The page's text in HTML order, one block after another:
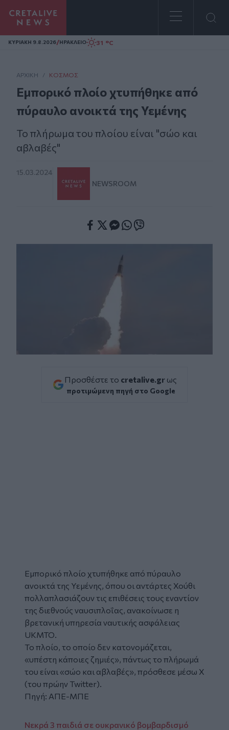
Homepage
ΚΥΡΙΑΚΗ 9.8.2026/ΗΡΑΚΛΕΙΟ 31 °C
ΑΡΧΙΚΗ / ΚΌΣΜΟΣ
Εμπορικό πλοίο χτυπήθηκε από
πύραυλο ανοικτά της Υεμένης
Το πλήρωμα του πλοίου είναι "σώο και
αβλαβές"
15.03.2024
NEWSROOM
Προσθέστε το cretalive.gr ως
προτιμώμενη πηγή στο Google
Εμπορικό πλοίο χτυπήθηκε από πύραυλο
ανοικτά της Υεμένης, όπου οι αντάρτες Χούθι
πολλαπλασιάζουν τις επιθέσεις τους εναντίον
της διεθνούς ναυσιπλοΐας, ανακοίνωσε η
βρετανική υπηρεσία ναυτικής ασφάλειας
UKMTO.
Το πλοίο, το οποίο δεν κατονομάζεται,
«υπέστη κάποιες ζημιές», πάντως το πλήρωμά
του είναι «σώο και αβλαβές», πρόσθεσε μέσω X
(του πρώην Twitter).
Πηγή: ΑΠΕ-ΜΠΕ
Νεκρά 3 παιδιά σε ουκρανικό βομβαρδισμό